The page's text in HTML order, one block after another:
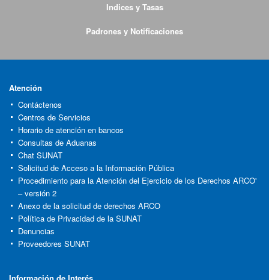
Indices y Tasas
Padrones y Notificaciones
Atención
Contáctenos
Centros de Servicios
Horario de atención en bancos
Consultas de Aduanas
Chat SUNAT
Solicitud de Acceso a la Información Pública
Procedimiento para la Atención del Ejercicio de los Derechos ARCO'
– versión 2
Anexo de la solicitud de derechos ARCO
Política de Privacidad de la SUNAT
Denuncias
Proveedores SUNAT